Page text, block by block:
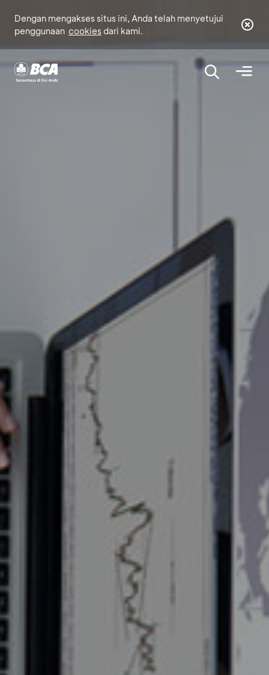
Dengan mengakses situs ini, Anda telah menyetujui
penggunaan cookies dari kami.